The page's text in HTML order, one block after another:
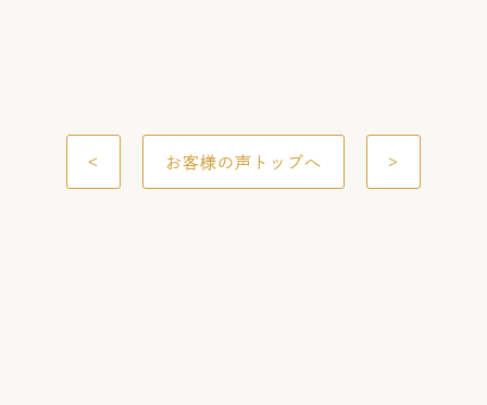
< お客様の声トップへ >